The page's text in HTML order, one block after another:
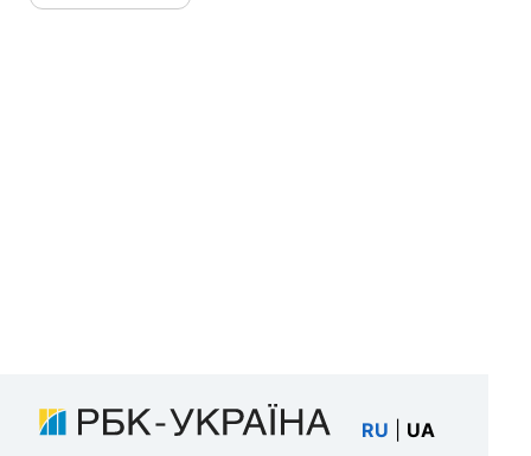
RU UA